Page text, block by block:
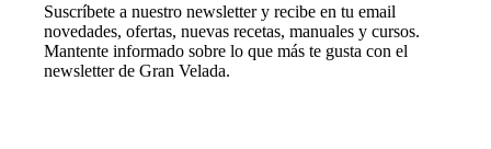
Suscríbete a nuestro newsletter y recibe en tu email
novedades, ofertas, nuevas recetas, manuales y cursos.
Mantente informado sobre lo que más te gusta con el
newsletter de Gran Velada.